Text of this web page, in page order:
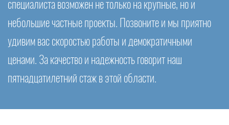
специалиста возможен не только на крупные, но и
небольшие частные проекты. Позвоните и мы приятно
удивим вас скоростью работы и демократичными
ценами. За качество и надежность говорит наш
пятнадцатилетний стаж в этой области.